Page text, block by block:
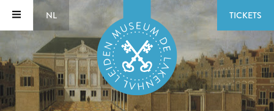
NL TICKETS